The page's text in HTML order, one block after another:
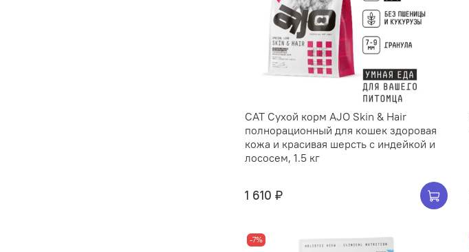
CAT Сухой корм AJO Skin & Hair
полнорационный для кошек здоровая
кожа и красивая шерсть с индейкой и
лососем, 1.5 кг
1 610 ₽
-7%